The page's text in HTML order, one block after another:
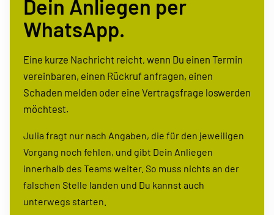
Dein Anliegen per
WhatsApp.
Eine kurze Nachricht reicht, wenn Du einen Termin
ver­ein­baren, einen Rückruf anfragen, einen
Schaden melden oder eine Vertragsfrage loswerden
möchtest.
Julia fragt nur nach Angaben, die für den jeweiligen
Vorgang noch fehlen, und gibt Dein Anliegen
innerhalb des Teams weiter. So muss nichts an der
falschen Stelle landen und Du kannst auch
unterwegs starten.